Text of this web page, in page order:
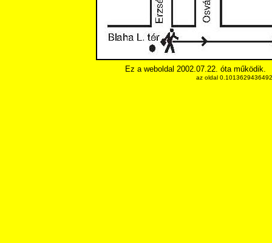
Ez a weboldal 2002.07.22. óta működik.
az oldal